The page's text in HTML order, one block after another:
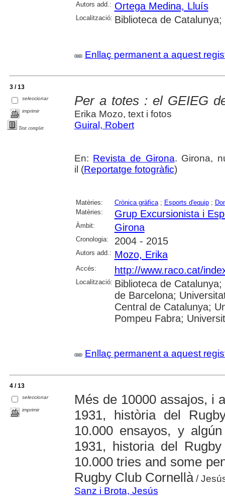
Autors add.: Ortega Medina, Lluís
Localització: Biblioteca de
Enllaç permanent a aquest
3 / 13
seleccionar
imprimir
Text complet
Per a totes : el GEIEG
Erika Mozo, text i fotos
Guiral, Robert
En: Revista de Girona. Girona,
il (Reportatge fotogràfic)
Matèries: Crònica gràfica; Esports d'equip;
Matèries:
Grup Excursionista i
Àmbit: Girona
Cronologia: 2004 - 2015
Autors add.: Mozo, Erika
Accés: http://www.raco.cat/
Localització: Biblioteca de
de Barcelona;
Central de Catalunya;
Pompeu Fabra;
Enllaç permanent a aquest
4 / 13
seleccionar
imprimir
Més de 10000 assajos, i
1931, història del
10.000 ensayos, y
1931, historia del
10.000 tries and some
Rugby Club Cornellà/
Sanz i Brota, Jesús